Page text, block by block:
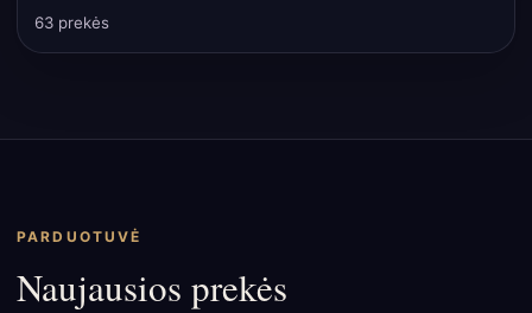
63 prekės
PARDUOTUVĖ
Naujausios prekės